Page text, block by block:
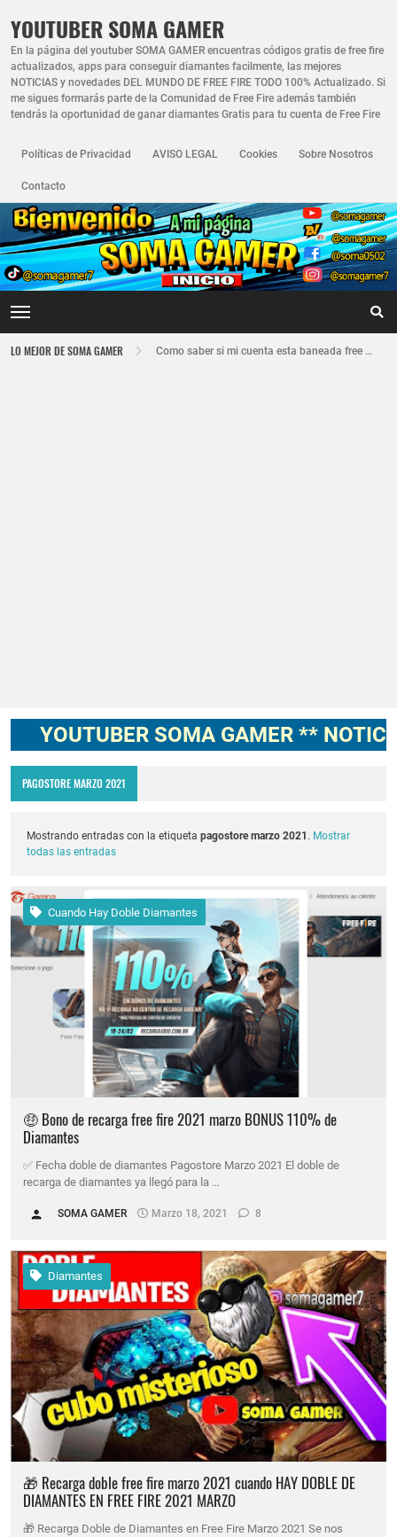
YOUTUBER SOMA GAMER
En la página del youtuber SOMA GAMER encuentras códigos gratis de free fire
actualizados, apps para conseguir diamantes facilmente, las mejores
NOTICIAS y novedades DEL MUNDO DE FREE FIRE TODO 100% Actualizado. Si
me sigues formarás parte de la Comunidad de Free Fire además también
tendrás la oportunidad de ganar diamantes Gratis para tu cuenta de Free Fire
Políticas de Privacidad AVISO LEGAL Cookies Sobre Nosotros
Contacto
LO MEJOR DE SOMA GAMER
Nuevo recuperador de cuentas de Free Fire actualizado 2026
Como saber si mi cuenta esta baneada free fire
SOMA GAMER ** NOTICIAS,
PAGOSTORE MARZO 2021
Mostrando entradas con la etiqueta pagostore marzo 2021 . Mostrar
todas las entradas
Cuando Hay Doble Diamantes
🤑 Bono de recarga free fire 2021 marzo BONUS 110% de
Diamantes
✅ Fecha doble de diamantes Pagostore Marzo 2021 El doble de
recarga de diamantes ya llegó para la …
SOMA GAMER Marzo 18, 2021 8
Diamantes
🎁 Recarga doble free fire marzo 2021 cuando HAY DOBLE DE
DIAMANTES EN FREE FIRE 2021 MARZO
🎁 Recarga Doble de Diamantes en Free Fire Marzo 2021 Se nos